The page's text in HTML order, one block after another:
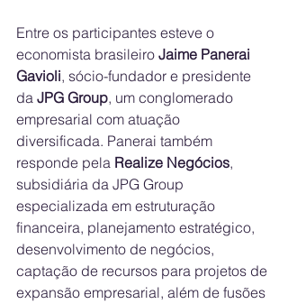
Entre os participantes esteve o
economista brasileiro Jaime Panerai
Gavioli, sócio-fundador e presidente
da JPG Group, um conglomerado
empresarial com atuação
diversificada. Panerai também
responde pela Realize Negócios,
subsidiária da JPG Group
especializada em estruturação
financeira, planejamento estratégico,
desenvolvimento de negócios,
captação de recursos para projetos de
expansão empresarial, além de fusões